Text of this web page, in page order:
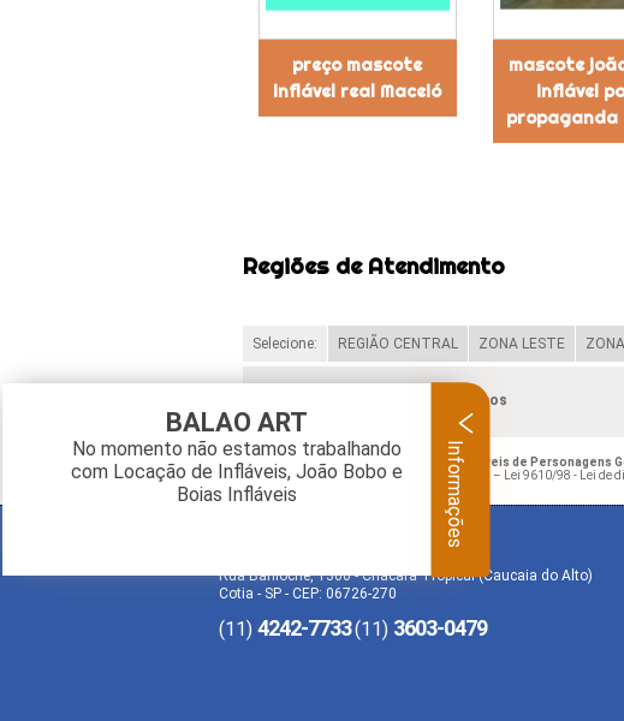
preço mascote
inflável real Maceió
mascote
inflável
propaganda
Regiões de Atendimento
Selecione: REGIÃO CENTRAL ZONA LESTE
Verifique as regiões que atendemos
O conteúdo do texto " Preço Mascotes Infláveis de Personagens
de direito autoral – artigo 184 do Código Penal –
Lei 9610/98 - Lei de
Rua Bariloche, 1300 - Chácara Tropical (Caucaia do Alto)
Cotia - SP - CEP: 06726-270
(11) 4242-7733(11) 3603-0479
BALAO ART
No momento não estamos trabalhando
com Locação de Infláveis, João Bobo e
Boias Infláveis
Informações